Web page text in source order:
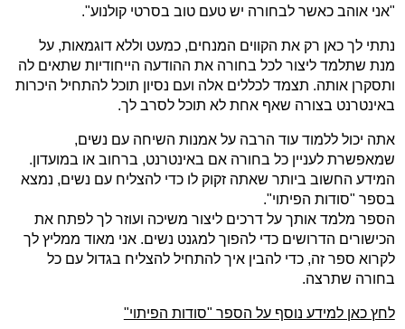
"אני אוהב כאשר לבחורה יש טעם טוב בסרטי קולנוע".
נתתי לך כאן רק את הקווים המנחים, כמעט וללא דוגמאות, על
מנת שתלמד ליצור לכל בחורה את ההודעה הייחודיות שתאים לה
ותסקרן אותה. תצמד לכללים אלה ועם נסיון תוכל להתחיל היכרות
באינטרנט בצורה שאף אחת לא תוכל לסרב לך.
אתה יכול ללמוד עוד הרבה על אמנות השיחה עם נשים,
שמאפשרת לעניין כל בחורה אם באינטרנט, ברחוב או במועדון.
המידע החשוב ביותר שאתה זקוק לו כדי להצליח עם נשים, נמצא
בספר "סודות הפיתוי".
הספר מלמד אותך על דרכים ליצור משיכה ועוזר לך לפתח את
הכישורים הדרושים כדי להפוך למגנט נשים. אני מאוד ממליץ לך
לקרוא ספר זה, כדי להבין איך להתחיל להצליח בגדול עם כל
בחורה שתרצה.
לחץ כאן למידע נוסף על הספר "סודות הפיתוי"